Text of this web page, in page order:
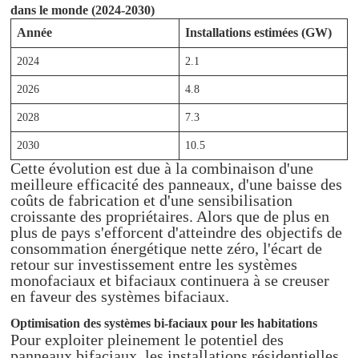
dans le monde (2024-2030)
Année
Installations estimées (GW)
2024 2.1
2026 4.8
2028 7.3
2030 10.5
Cette évolution est due à la combinaison d'une
meilleure efficacité des panneaux, d'une baisse des
coûts de fabrication et d'une sensibilisation
croissante des propriétaires. Alors que de plus en
plus de pays s'efforcent d'atteindre des objectifs de
consommation énergétique nette zéro, l'écart de
retour sur investissement entre les systèmes
monofaciaux et bifaciaux continuera à se creuser
en faveur des systèmes bifaciaux.
Optimisation des systèmes bi-faciaux pour les habitations
Pour exploiter pleinement le potentiel des